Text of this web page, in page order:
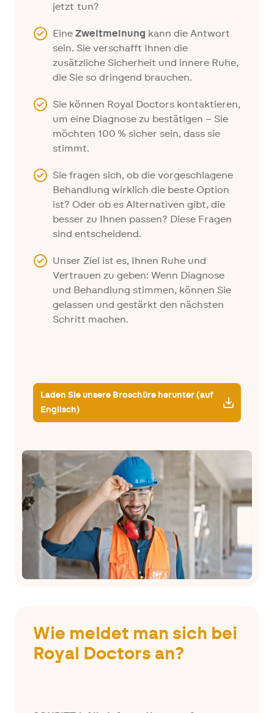
jetzt tun?
Eine Zweitmeinung kann die Antwort
sein. Sie verschafft Ihnen die
zusätzliche Sicherheit und innere Ruhe,
die Sie so dringend brauchen.
Sie können Royal Doctors kontaktieren,
um eine Diagnose zu bestätigen – Sie
möchten 100 % sicher sein, dass sie
stimmt.
Sie fragen sich, ob die vorgeschlagene
Behandlung wirklich die beste Option
ist? Oder ob es Alternativen gibt, die
besser zu Ihnen passen? Diese Fragen
sind entscheidend.
Unser Ziel ist es, Ihnen Ruhe und
Vertrauen zu geben: Wenn Diagnose
und Behandlung stimmen, können Sie
gelassen und gestärkt den nächsten
Schritt machen.
Laden Sie unsere Broschüre herunter (auf
Englisch)
Wie meldet man sich bei
Royal Doctors an?